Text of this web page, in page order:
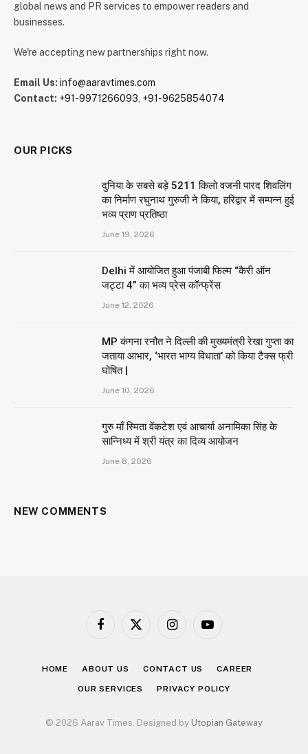
global news and PR services to empower readers and
businesses.
We're accepting new partnerships right now.
Email Us: info@aaravtimes.com
Contact: +91-9971266093 +91-9625854074
OUR PICKS
दुनिया के सबसे बड़े 5211 किलो वजनी पारद शिवलिंग
का निर्माण रघुनाथ गुरुजी ने किया, हरिद्वार में सम्पन्न हुई
भव्य प्राण प्रतिष्ठा
June 19, 2026
Delhi में आयोजित हुआ पंजाबी फिल्म “कैरी ऑन
जट्टा 4” का भव्य प्रेस कॉन्फ्रेंस
June 12, 2026
MP कंगना रनौत ने दिल्ली की मुख्यमंत्री रेखा गुप्ता का
जताया आभार, ‘भारत भाग्य विधाता’ को किया टैक्स फ्री
घोषित |
June 10, 2026
गुरु माँ स्मिता वेंकटेश एवं आचार्या अनामिका सिंह के
सान्निध्य में श्री यंत्र का दिव्य आयोजन
June 8, 2026
NEW COMMENTS
Facebook
X
InstagramYouTube
HOME ABOUT US CONTACT US CAREER
OUR SERVICES PRIVACY POLICY
© 2026 Aarav Times. Designed by Utopian Gateway